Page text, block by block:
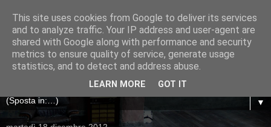
▼
This site uses cookies from Google to deliver its services
and to analyze traffic. Your IP address and user-agent are
shared with Google along with performance and security
metrics to ensure quality of service, generate usage
statistics, and to detect and address abuse.
LEARN MORE GOT IT